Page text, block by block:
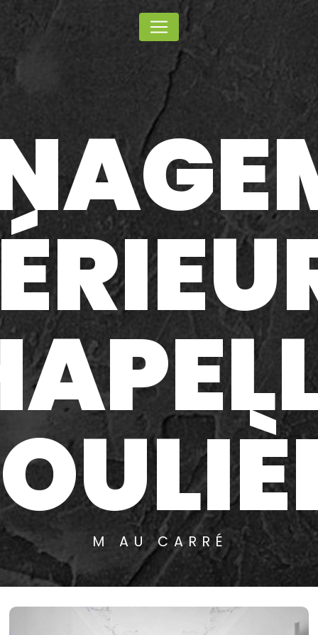
M AU CARRÉ
Panneau de gestion des cookies